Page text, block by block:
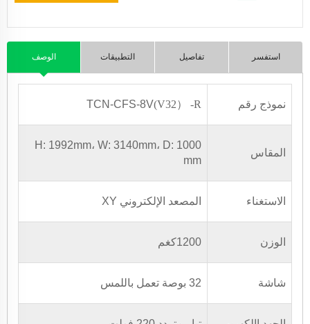
الوصف التطبيقات تفاصيل استفسر
نموذج رقم TCN-CFS-8V(V32） -R
المقاس
H: 1992mm، W: 3140mm، D: 1000
mm
الاستغناء المصعد الإلكتروني XY
الوزن 1200كغم
شاشة 32 بوصة تعمل باللمس